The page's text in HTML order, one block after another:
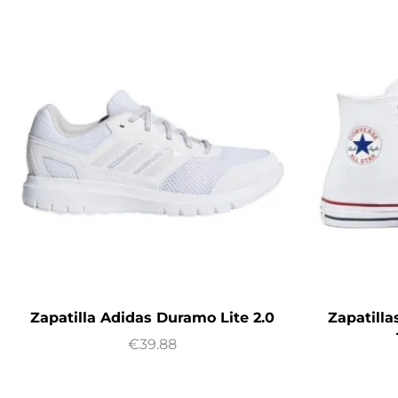
Zapatilla Adidas Duramo Lite 2.0
€39.88